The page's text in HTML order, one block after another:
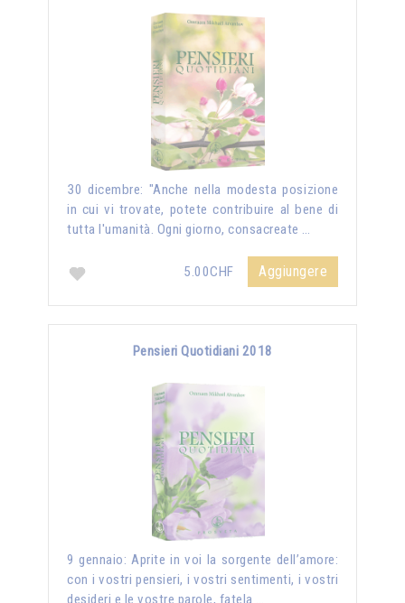
30 dicembre: "Anche nella modesta posizione
in cui vi trovate, potete contribuire al bene di
tutta l'umanità. Ogni giorno, consacreate …
5.00CHF Aggiungere
Pensieri Quotidiani 2018
9 gennaio: Aprite in voi la sorgente dell’amore:
con i vostri pensieri, i vostri sentimenti, i vostri
desideri e le vostre parole, fatela …